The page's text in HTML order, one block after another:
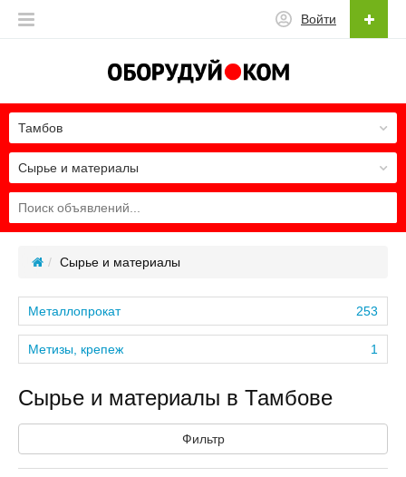
Войти
Сырье и материалы
Тамбов
Сырье и материалы
253
Металлопрокат
1
Метизы, крепеж
Сырье и материалы в Тамбове
Фильтр